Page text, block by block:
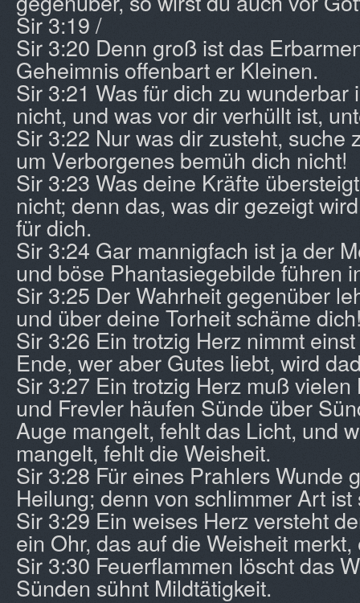
Sir 3:19 /
Sir 3:20 Denn groß ist das
Geheimnis offenbart er Kleinen.
Sir 3:21 Was für dich zu wunderbar
nicht, und was vor dir verhüllt ist,
Sir 3:22 Nur was dir zusteht, suche
um Verborgenes bemüh dich nicht!
Sir 3:23 Was deine Kräfte
nicht; denn das, was dir gezeigt
für dich.
Sir 3:24 Gar mannigfach ist ja der
und böse Phantasiegebilde führen
Sir 3:25 Der Wahrheit gegenüber
und über deine Torheit schäme
Sir 3:26 Ein trotzig Herz nimmt
Ende, wer aber Gutes liebt, wird
Sir 3:27 Ein trotzig Herz muß
und Frevler häufen Sünde über
Auge mangelt, fehlt das Licht, und
mangelt, fehlt die Weisheit.
Sir 3:28 Für eines Prahlers Wunde
Heilung; denn von schlimmer Art
Sir 3:29 Ein weises Herz versteht
ein Ohr, das auf die Weisheit
Sir 3:30 Feuerflammen löscht das
Sünden sühnt Mildtätigkeit.